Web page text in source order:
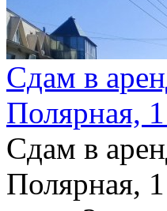
Сдам в
Полярная,
Сдам в
Полярная,